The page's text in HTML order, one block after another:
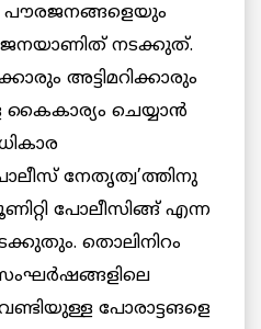
പൗരജനങ്ങളെയും
നടക്കുത്.
അട്ടിമറിക്കാരും
ചെയ്യാന്‍
നേതൃത്വ’ത്തിനു
പോലീസിങ്ങ് എന്ന
തൊലിനിറം
പോരാട്ടങളെ